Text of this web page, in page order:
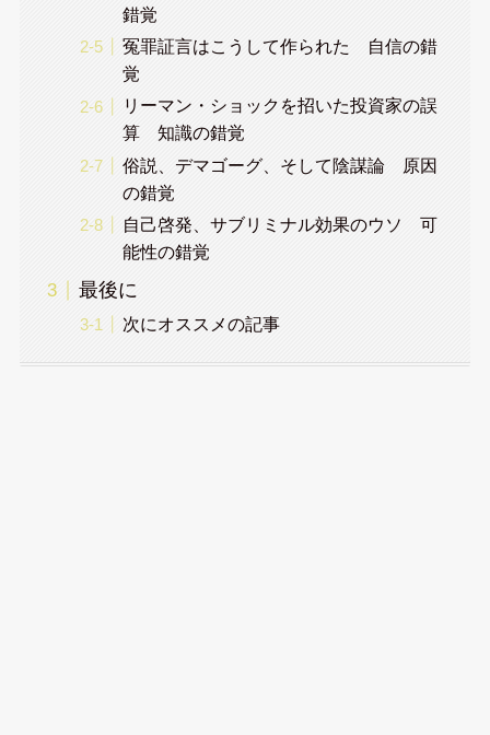
錯覚
冤罪証言はこうして作られた 自信の錯
覚
リーマン・ショックを招いた投資家の誤
算 知識の錯覚
俗説、デマゴーグ、そして陰謀論 原因
の錯覚
自己啓発、サブリミナル効果のウソ 可
能性の錯覚
最後に
次にオススメの記事